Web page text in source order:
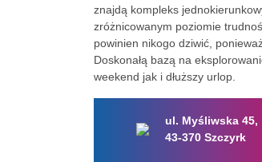
znajdą kompleks
zróżnicowanym poziomie
powinien nikogo dziwić,
Doskonałą bazą na
weekend jak i dłuższy urlop.
ul. Myśliwska 45,
43-370 Szczyrk